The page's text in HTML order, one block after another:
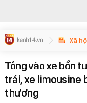
Xã
Tông vào xe bồn
trái, xe limousine
thương